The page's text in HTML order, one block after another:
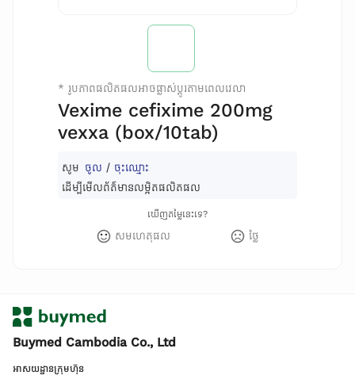
* រូបភាពផលិតផលអាចផ្លាស់ប្តូរតាមពេលវេលា
Vexime cefixime 200mg
vexxa (box/10tab)
សូម ចូល / ចុះឈ្មោះ
ដើម្បីមើលព័ត៌មានលម្អិតផលិតផល
ឃើញតម្លៃនេះទេ?
សមហេតុផល ថ្លៃ
Buymed Cambodia Co., Ltd
អាសយដ្ឋានក្រុមហ៊ុន